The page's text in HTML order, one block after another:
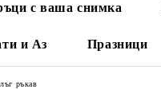
с ваша снимка
и Аз Празници
ръкав